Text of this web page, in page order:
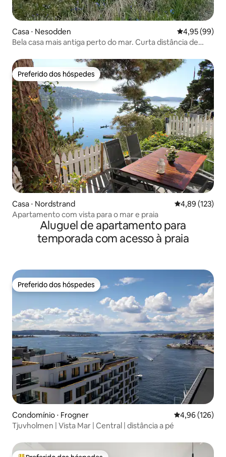
Casa ⋅ Nesodden 4,95 de uma
4,95 (99)
Bela casa mais antiga perto do mar. Curta distância de
Preferido dos hóspedes
Preferido dos hóspedes
Casa ⋅ Nordstrand 4,89 de uma
4,89 (123)
Apartamento com vista para o mar e praia
Aluguel de apartamento para
temporada com acesso à praia
Preferido dos hóspedes
Preferido dos hóspedes
Condomínio ⋅ Frogner 4,96 de uma
4,96 (126)
Tjuvholmen | Vista Mar | Central | distância a pé